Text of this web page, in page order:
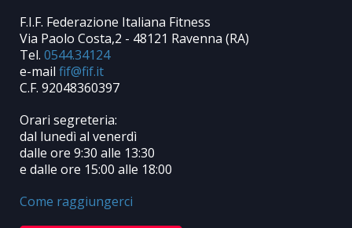
F.I.F. Federazione Italiana Fitness
Via Paolo Costa,2 - 48121 Ravenna (RA)
Tel. 0544.34124
e-mail
C.F. 92048360397
Orari segreteria:
dal lunedì al venerdì
dalle ore 9:30 alle 13:30
e dalle ore 15:00 alle 18:00
Come raggiungerci